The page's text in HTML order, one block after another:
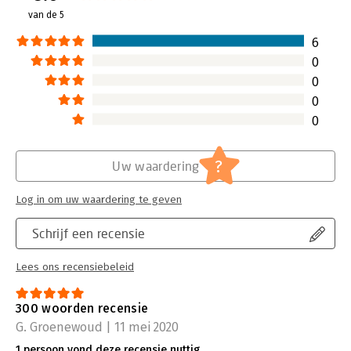
van de 5
6
0
0
0
0
Schrijf een recensie
Lees ons recensiebeleid
Uw waardering ?
Log in om uw waardering te geven
300 woorden recensie
G. Groenewoud | 11 mei 2020